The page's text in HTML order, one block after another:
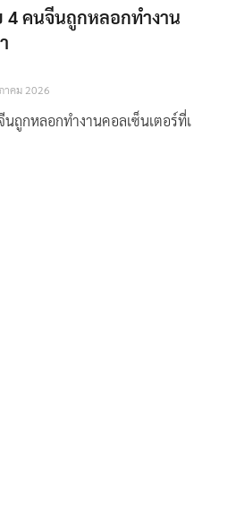
4 คนจีนถูกหลอกทำงาน
คม 2026
ถูกหลอกทำงานคอลเซ็นเตอร์ที่เ